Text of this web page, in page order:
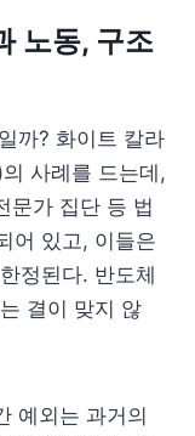
노동, 구조
까? 화이트 칼라
사례를 드는데,
문가 집단 등 법
어 있고, 이들은
정된다. 반도체
결이 맞지 않
예외는 과거의